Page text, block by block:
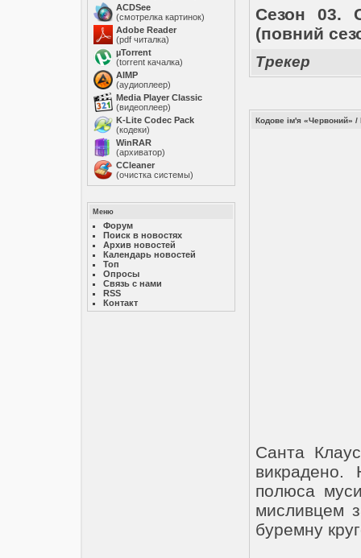
ACDSee
(смотрелка картинок)
Adobe Reader
(pdf читалка)
µTorrent
(torrent качалка)
AIMP
(аудиоплеер)
Media Player Classic
(видеоплеер)
K-Lite Codec Pack
(кодеки)
WinRAR
(архиватор)
ССleaner
(очистка системы)
Меню
Форум
Поиск в новостях
Архив новостей
Календарь новостей
Топ
Опросы
Связь с нами
RSS
Контакт
Сезон 03.
(повний
Трекер
Кодове ім'я «Червоний»
Санта
викрадено.
полюса
мисливцем
буремну